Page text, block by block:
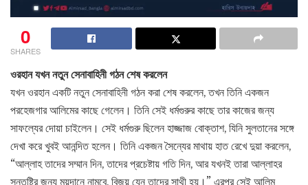
0
SHARES
ওরহান যখন নতুন সেনাবাহিনী গঠন শেষ করলেন
যখন ওরহান একটি নতুন সেনাবাহিনী গঠন করা শেষ করলেন, তখন তিনি একজন
পরহেজগার আলিমের কাছে গেলেন। তিনি সেই ধর্মগুরুর কাছে তার কাজের জন্য
সাফল্যের দোয়া চাইলেন। সেই ধর্মগুরু ছিলেন হাজ্জাজ বোক্তাশ, যিনি সুলতানের সঙ্গে
দেখা করে খুবই আনন্দিত হলেন। তিনি একজন সৈন্যের মাথায় হাত রেখে দুয়া করলেন,
“আল্লাহ তাদের সম্মান দিন, তাদের প্রচেষ্টায় গতি দিন, আর যখনই তারা আল্লাহর
সন্তুষ্টির জন্য ময়দানে নামবে, বিজয় যেন তাদের সাথী হয়।” এরপর সেই আলিম